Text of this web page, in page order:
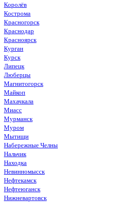
Королёв
Кострома
Красногорск
Краснодар
Красноярск
Курган
Курск
Липецк
Люберцы
Магнитогорск
Майкоп
Махачкала
Миасс
Мурманск
Муром
Мытищи
Набережные Челны
Нальчик
Находка
Невинномысск
Нефтекамск
Нефтеюганск
Нижневартовск